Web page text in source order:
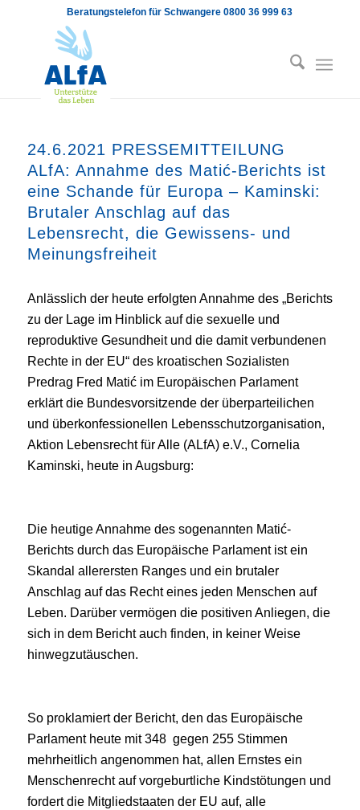
Beratungstelefon für Schwangere 0800 36 999 63
24.6.2021 PRESSEMITTEILUNG
ALfA: Annahme des Matić-Berichts ist
eine Schande für Europa – Kaminski:
Brutaler Anschlag auf das
Lebensrecht, die Gewissens- und
Meinungsfreiheit
Anlässlich der heute erfolgten Annahme des „Berichts
zu der Lage im Hinblick auf die sexuelle und
reproduktive Gesundheit und die damit verbundenen
Rechte in der EU“ des kroatischen Sozialisten
Predrag Fred Matić im Europäischen Parlament
erklärt die Bundesvorsitzende der überparteilichen
und überkonfessionellen Lebensschutzorganisation,
Aktion Lebensrecht für Alle (ALfA) e.V., Cornelia
Kaminski, heute in Augsburg:
Die heutige Annahme des sogenannten Matić-
Berichts durch das Europäische Parlament ist ein
Skandal allerersten Ranges und ein brutaler
Anschlag auf das Recht eines jeden Menschen auf
Leben. Darüber vermögen die positiven Anliegen, die
sich in dem Bericht auch finden, in keiner Weise
hinwegzutäuschen.
So proklamiert der Bericht, den das Europäische
Parlament heute mit 348 gegen 255 Stimmen
mehrheitlich angenommen hat, allen Ernstes ein
Menschenrecht auf vorgeburtliche Kindstötungen und
fordert die Mitgliedstaaten der EU auf, alle